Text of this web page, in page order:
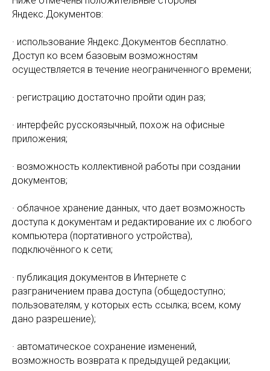
Яндекс.Документов:
· использование Яндекс.Документов бесплатно.
Доступ ко всем базовым возможностям
осуществляется в течение неограниченного времени;
· регистрацию достаточно пройти один раз;
· интерфейс русскоязычный, похож на офисные
приложения;
· возможность коллективной работы при создании
документов;
· облачное хранение данных, что дает возможность
доступа к документам и редактирование их с любого
компьютера (портативного устройства),
подключённого к сети;
· публикация документов в Интернете с
разграничением права доступа (общедоступно;
пользователям, у которых есть ссылка; всем, кому
дано разрешение);
· автоматическое сохранение изменений,
возможность возврата к предыдущей редакции;